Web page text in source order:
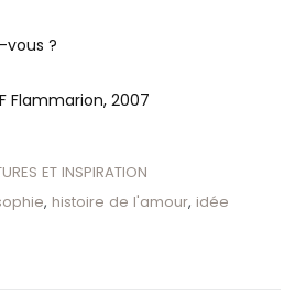
vous ?
Flammarion, 2007
ET INSPIRATION
,histoire de l'amour,idée